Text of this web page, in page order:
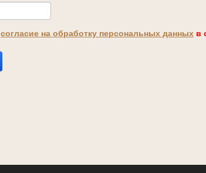
согласие на обработку персональных данных в